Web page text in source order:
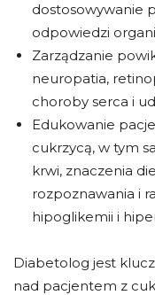
dostosowywanie
odpowiedzi
Zarządzanie
neuropatia,
choroby serca i
Edukowanie
cukrzycą, w tym
krwi, znaczenia
rozpoznawania i
hipoglikemii i
Diabetolog jest
nad pacjentem z